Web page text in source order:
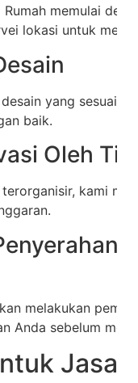
memulai
lokasi untuk
yang sesuai
baik.
Oleh
kami
melakukan
Anda sebelum
Jasa